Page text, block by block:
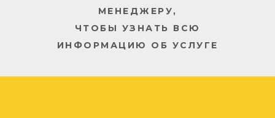
МЕНЕДЖЕРУ,
ЧТОБЫ УЗНАТЬ ВСЮ
ИНФОРМАЦИЮ ОБ УСЛУГЕ